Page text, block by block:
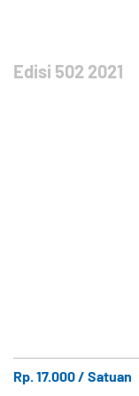
Edisi 502 2021
Rp. 17.000 / Satuan